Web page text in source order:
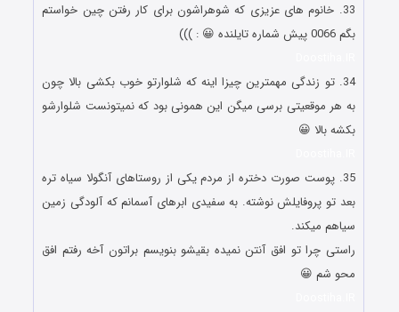
33. خانوم های عزیزی که شوهراشون برای کار رفتن چین خواستم
بگم 0066 پیش شماره تایلنده 😀 : )))
34. تو زندگی مهمترین چیزا اینه که شلوارتو خوب بکشی بالا چون
به هر موقعیتی برسی میگن این همونی بود که نمیتونست شلوارشو
بکشه بالا 😀
35. پوست صورت دختره از مردم یکی از روستاهای آنگولا سیاه تره
بعد تو پروفایلش نوشته. به سفیدی ابرهای آسمانم که آلودگی زمین
سیاهم میکند.
راستی چرا تو افق آنتن نمیده بقیشو بنویسم براتون آخه رفتم افق
محو شم 😀